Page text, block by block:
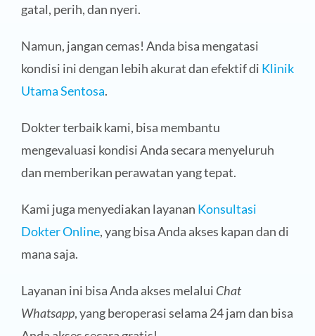
gatal, perih, dan nyeri.
Namun, jangan cemas! Anda bisa mengatasi
kondisi ini dengan lebih akurat dan efektif di Klinik
Utama Sentosa.
Dokter terbaik kami, bisa membantu
mengevaluasi kondisi Anda secara menyeluruh
dan memberikan perawatan yang tepat.
Kami juga menyediakan layanan Konsultasi
Dokter Online, yang bisa Anda akses kapan dan di
mana saja.
Layanan ini bisa Anda akses melalui Chat
Whatsapp, yang beroperasi selama 24 jam dan bisa